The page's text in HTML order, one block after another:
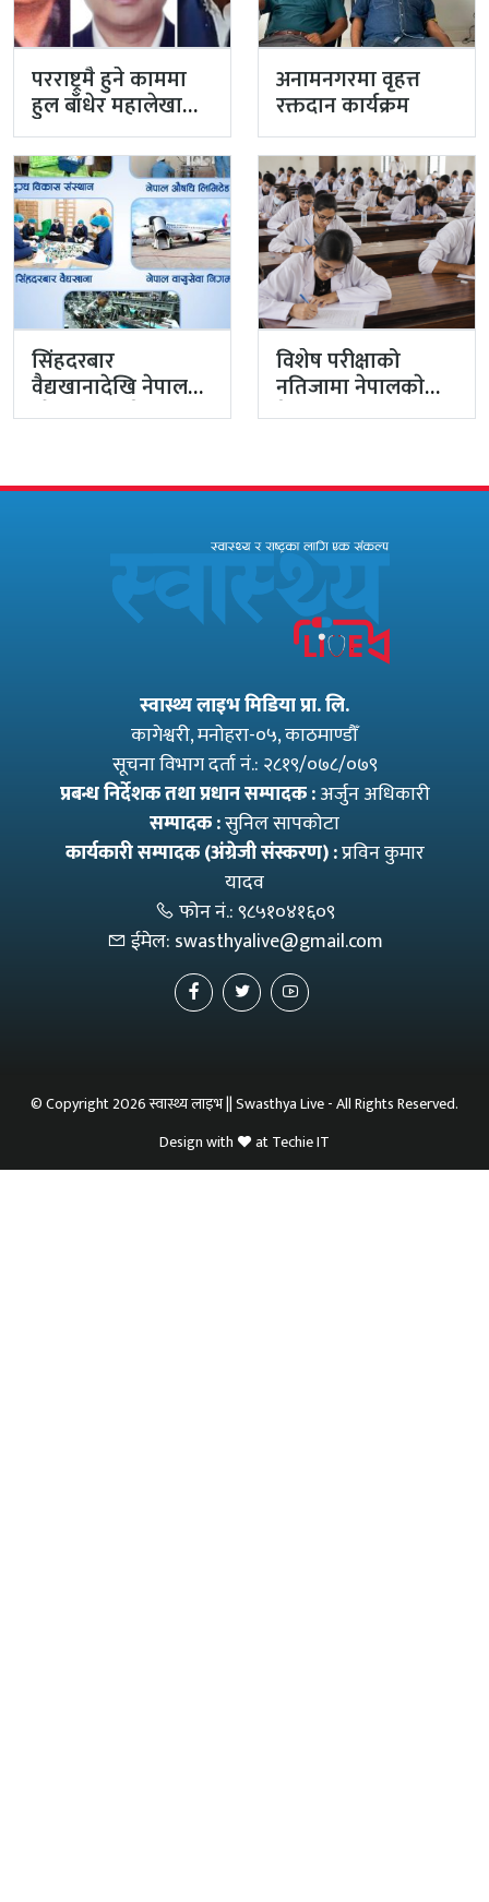
परराष्ट्रमै हुने काममा
हुल बाँधेर महालेखा
नियन्त्रक कार्यालयको
टोली मिसन…
अनामनगरमा वृहत्त
रक्तदान कार्यक्रम
सिंहदरबार
वैद्यखानादेखि नेपाल
औषधि लिमिटेडसम्म
विशेष परीक्षाको
नतिजामा नेपालकाे
मेडिकल शिक्षाको
स्वास्थ्य लाइभ मिडिया प्रा. लि.
कागेश्वरी, मनाेहरा-०५, काठमाण्डौँ
सूचना विभाग दर्ता नं.: २८१९/०७८/०७९
प्रबन्ध निर्देशक तथा प्रधान सम्पादक :अर्जुन अधिकारी
सम्पादक :सुनिल सापकोटा
कार्यकारी सम्पादक (अंग्रेजी संस्करण) :प्रविन कुमार
यादव
फोन नं.:९८५१०४१६०९
ईमेल: swasthyalive@gmail.com
© Copyright 2026 स्वास्थ्य लाइभ || Swasthya Live - All Rights Reserved.
Design with
atTechie IT